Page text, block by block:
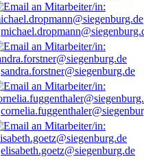
sandra.forstner@siegenburg.de
elisabeth.goetz@siegenburg.de